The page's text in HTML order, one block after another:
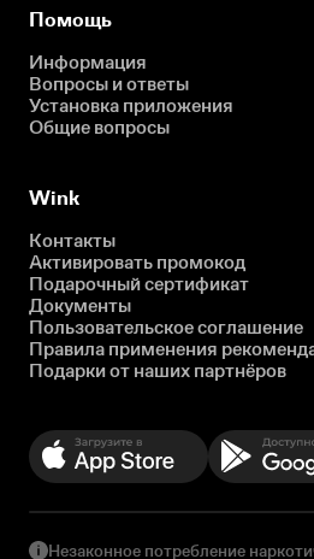
Помощь
Информация
Вопросы и ответы
Установка приложения
Общие вопросы
Wink
Контакты
Активировать промокод
Подарочный сертификат
Документы
Пользовательское соглашение
Правила применения
Подарки от наших партнёров
Незаконное потребление